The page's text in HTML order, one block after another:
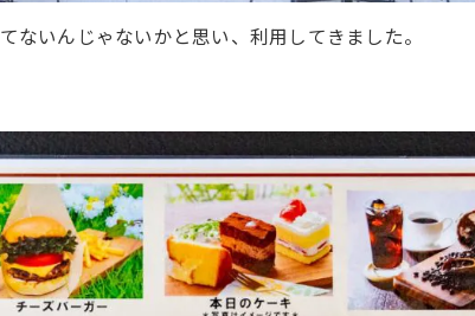
ないんじゃないかと思い、利用してきました。